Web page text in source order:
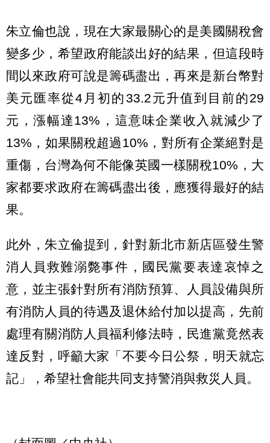
朱立倫也說，現在大家最關心的是美國關稅會
變多少，希望政府能談出好的結果，但這段時
間以來政府可說是籌碼盡出，再來是新台幣對
美元匯率從4月初的33.2元升值到目前的29
元，漲幅達13%，這意味企業收入就減少了
13%，如果關稅超過10%，對所有企業絕對是
重傷，台灣為何不能像英國一樣關稅10%，大
家都要求政府在籌碼盡出後，應獲得最好的結
果。
此外，朱立倫提到，針對新北市新店區發生警
消人員救難溺斃事件，國民黨要表達哀悼之
意，並主張針對所有消防預算、人員設備與所
有消防人員的待遇及退休給付加以提高，先前
處理有關消防人員福利修法時，民進黨竟然表
達反對，呼籲大家「不要今日公祭，明天就忘
記」，希望社會能共同支持警消與救災人員。